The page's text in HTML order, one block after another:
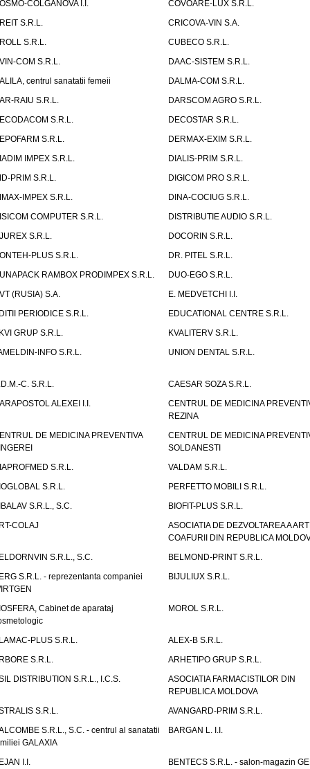
COLGANOVA I.I.
COVOARE-LUX S.R.L.
S.R.L.
CRICOVA-VIN S.A.
S.R.L.
CUBECO S.R.L.
COM S.R.L.
DAAC-SISTEM S.R.L.
centrul sanatatii femeii
DALMA-COM S.R.L.
RAIU S.R.L.
DARSCOM AGRO S.R.L.
S.R.L.
DECOSTAR S.R.L.
S.R.L.
DERMAX-EXIM S.R.L.
IMPEX S.R.L.
DIALIS-PRIM S.R.L.
PRIM S.R.L.
DIGICOM PRO S.R.L.
IMPEX S.R.L.
DINA-COCIUG S.R.L.
COMPUTER S.R.L.
DISTRIBUTIE AUDIO S.R.L.
S.R.L.
DOCORIN S.R.L.
PLUS S.R.L.
DR. PITEL S.R.L.
RAMBOX PRODIMPEX S.R.L.
DUO-EGO S.R.L.
(RUSIA) S.A.
E. MEDVETCHI I.I.
PERIODICE S.R.L.
EDUCATIONAL CENTRE S.R.L.
GRUP S.R.L.
KVALITERV S.R.L.
INFO S.R.L.
UNION DENTAL S.R.L.
C. S.R.L.
CAESAR SOZA S.R.L.
ALEXEI I.I.
CENTRUL DE MEDICINA
REZINA
DE MEDICINA PREVENTIVA
CENTRUL DE MEDICINA
SOLDANESTI
S.R.L.
VALDAM S.R.L.
S.R.L.
PERFETTO MOBILI S.R.L.
S.R.L., S.C.
BIOFIT-PLUS S.R.L.
COLAJ
ASOCIATIA DE DEZVOLTAREA A
COAFURII DIN REPUBLICA
S.R.L., S.C.
BELMOND-PRINT S.R.L.
S.R.L. - reprezentanta companiei
BIJULIUX S.R.L.
Cabinet de aparataj
MOROL S.R.L.
PLUS S.R.L.
ALEX-B S.R.L.
S.R.L.
ARHETIPO GRUP S.R.L.
DISTRIBUTION S.R.L., I.C.S.
ASOCIATIA FARMACISTILOR DIN
REPUBLICA MOLDOVA
S.R.L.
AVANGARD-PRIM S.R.L.
S.R.L., S.C. - centrul al sanatatii
GALAXIA
BARGAN L. I.I.
I.I. BENTECS S.R.L. - salon-magazin